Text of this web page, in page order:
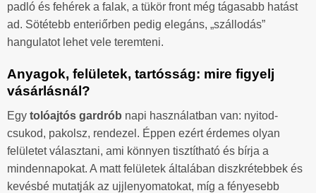
padló és fehérek a falak, a tükör front még tágasabb hatást
ad. Sötétebb enteriőrben pedig elegáns, „szállodás”
hangulatot lehet vele teremteni.
Anyagok, felületek, tartósság: mire figyelj
vásárlásnál?
Egy tolóajtós gardrób napi használatban van: nyitod-
csukod, pakolsz, rendezel. Éppen ezért érdemes olyan
felületet választani, ami könnyen tisztítható és bírja a
mindennapokat. A matt felületek általában diszkrétebbek és
kevésbé mutatják az ujjlenyomatokat, míg a fényesebb